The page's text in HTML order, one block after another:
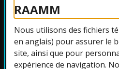
RAAMM
Nous utilisons des fichiers
en anglais) pour assurer le
site, ainsi que pour
expérience de navigation.
renseignements
Accessibilité